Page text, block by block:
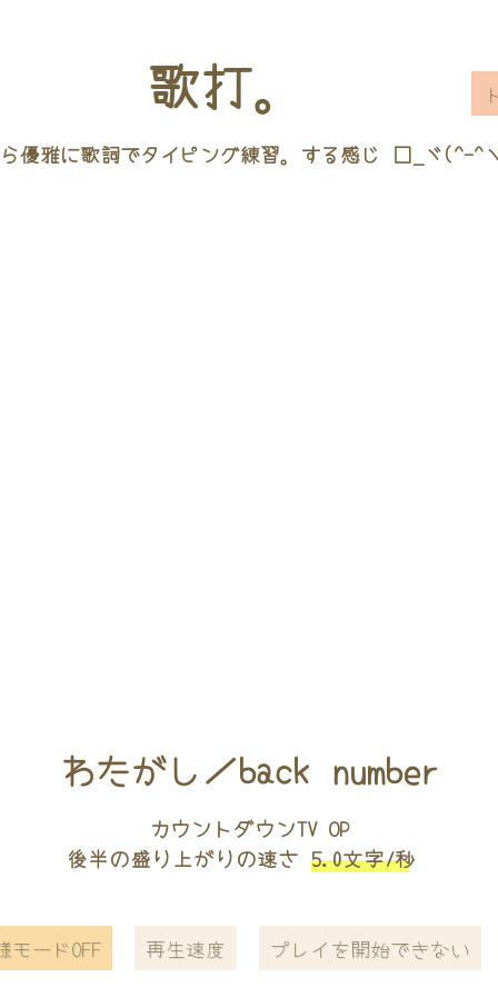
歌打。
優雅に歌詞でタイピング練習。する感じ □_ヾ(^-^
わたがし／back number
カウントダウンTV OP
後半の盛り上がりの速さ 5.0文字/秒
モードOFF 再生速度 プレイを開始できない